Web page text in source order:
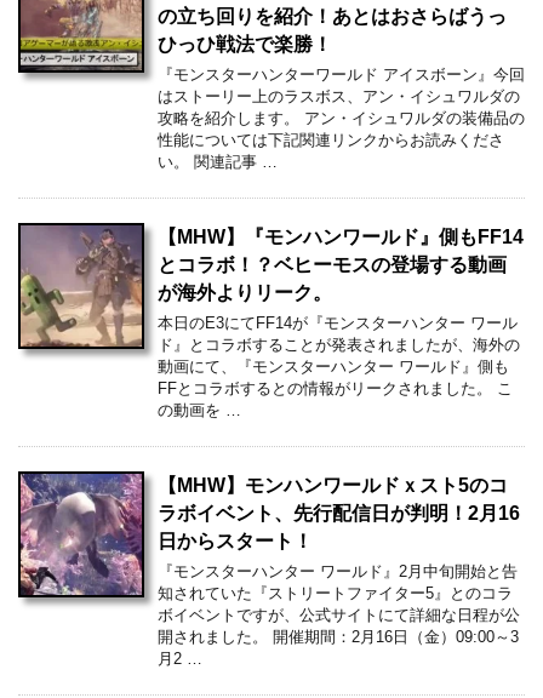
の立ち回りを紹介！あとはおさらばうっ
ひっひ戦法で楽勝！
『モンスターハンターワールド アイスボーン』今回
はストーリー上のラスボス、アン・イシュワルダの
攻略を紹介します。 アン・イシュワルダの装備品の
性能については下記関連リンクからお読みくださ
い。 関連記事 …
【MHW】『モンハンワールド』側もFF14
とコラボ！？ベヒーモスの登場する動画
が海外よりリーク。
本日のE3にてFF14が『モンスターハンター ワール
ド』とコラボすることが発表されましたが、海外の
動画にて、『モンスターハンター ワールド』側も
FFとコラボするとの情報がリークされました。 こ
の動画を …
【MHW】モンハンワールドｘスト5のコ
ラボイベント、先行配信日が判明！2月16
日からスタート！
『モンスターハンター ワールド』2月中旬開始と告
知されていた『ストリートファイター5』とのコラ
ボイベントですが、公式サイトにて詳細な日程が公
開されました。 開催期間：2月16日（金）09:00～3
月2 …